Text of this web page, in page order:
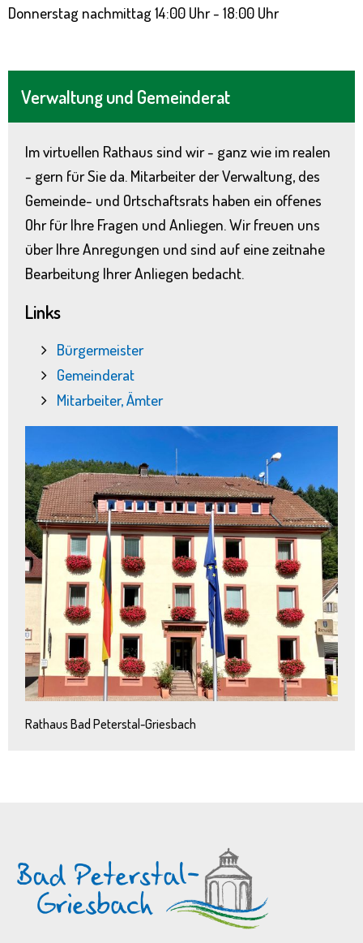
Verwaltung und Gemeinderat
Im virtuellen Rathaus sind wir - ganz wie im realen
- gern für Sie da. Mitarbeiter der Verwaltung, des
Gemeinde- und Ortschaftsrats haben ein offenes
Ohr für Ihre Fragen und Anliegen. Wir freuen uns
über Ihre Anregungen und sind auf eine zeitnahe
Bearbeitung Ihrer Anliegen bedacht.
Links
Bürgermeister
Gemeinderat
Mitarbeiter, Ämter
Rathaus Bad Peterstal-Griesbach
Donnerstag nachmittag 14:00 Uhr - 18:00 Uhr